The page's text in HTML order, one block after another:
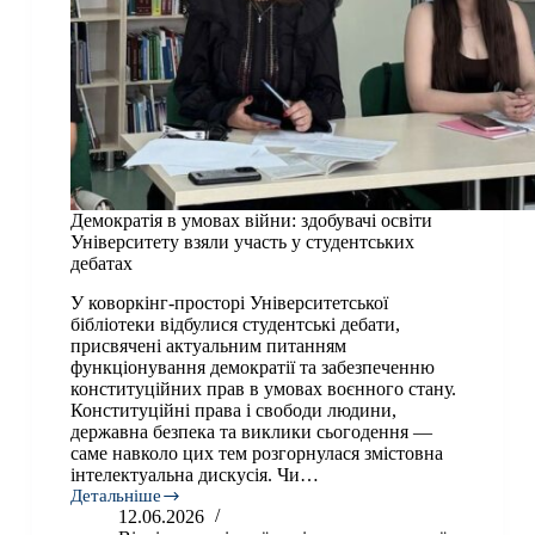
Демократія в умовах війни: здобувачі освіти
Університету взяли участь у студентських
дебатах
У коворкінг-просторі Університетської
бібліотеки відбулися студентські дебати,
присвячені актуальним питанням
функціонування демократії та забезпеченню
конституційних прав в умовах воєнного стану.
Конституційні права і свободи людини,
державна безпека та виклики сьогодення —
саме навколо цих тем розгорнулася змістовна
інтелектуальна дискусія. Чи…
Детальніше
Демократія
12.06.2026